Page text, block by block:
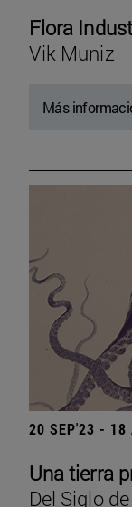
Flora
Vik Muniz
Más
20 SEP'23 - 18
Una tierra
Del Siglo